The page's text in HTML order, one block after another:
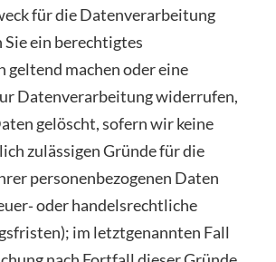
für die Datenverarbeitung
ein berechtigtes
geltend machen oder eine
Datenverarbeitung widerrufen,
gelöscht, sofern wir keine
zulässigen Gründe für die
personenbezogenen Daten
oder handelsrechtliche
im letztgenannten Fall